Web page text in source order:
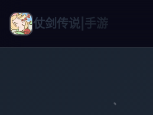
仗剑传说|手游